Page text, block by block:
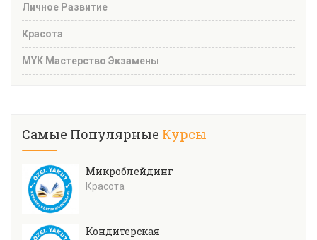
Личное Развитие
Красота
MYK Мастерство Экзамены
Самые Популярные Курсы
Микроблейдинг
Красота
Кондитерская